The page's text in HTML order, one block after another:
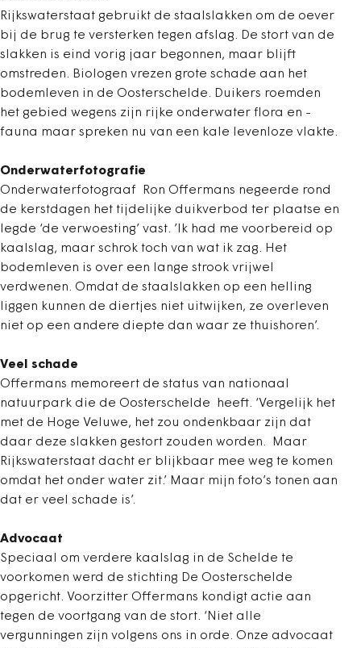
Rijkswaterstaat gebruikt de staalslakken om de oever
bij de brug te versterken tegen afslag. De stort van de
slakken is eind vorig jaar begonnen, maar blijft
omstreden. Biologen vrezen grote schade aan het
bodemleven in de Oosterschelde. Duikers roemden
het gebied wegens zijn rijke onderwater flora en -
fauna maar spreken nu van een kale levenloze vlakte.
Onderwaterfotografie
Onderwaterfotograaf Ron Offermans negeerde rond
de kerstdagen het tijdelijke duikverbod ter plaatse en
legde ‘de verwoesting’ vast. ’Ik had me voorbereid op
kaalslag, maar schrok toch van wat ik zag. Het
bodemleven is over een lange strook vrijwel
verdwenen. Omdat de staalslakken op een helling
liggen kunnen de diertjes niet uitwijken, ze overleven
niet op een andere diepte dan waar ze thuishoren’.
Veel schade
Offermans memoreert de status van nationaal
natuurpark die de Oosterschelde heeft. ‘Vergelijk het
met de Hoge Veluwe, het zou ondenkbaar zijn dat
daar deze slakken gestort zouden worden. Maar
Rijkswaterstaat dacht er blijkbaar mee weg te komen
omdat het onder water zit.’ Maar mijn foto’s tonen aan
dat er veel schade is’.
Advocaat
Speciaal om verdere kaalslag in de Schelde te
voorkomen werd de stichting De Oosterschelde
opgericht. Voorzitter Offermans kondigt actie aan
tegen de voortgang van de stort. ‘Niet alle
vergunningen zijn volgens ons in orde. Onze advocaat